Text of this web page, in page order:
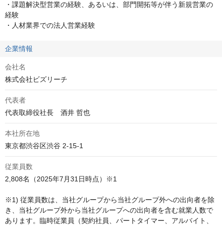
・課題解決型営業の経験、あるいは、部門開拓等が伴う新規営業の
経験
・人材業界での法人営業経験
企業情報
会社名
株式会社ビズリーチ
代表者
代表取締役社長　酒井 哲也
本社所在地
東京都渋谷区渋谷 2-15-1
従業員数
2,808名（2025年7月31日時点）※1
※1) 従業員数は、当社グループから当社グループ外への出向者を除
き、当社グループ外から当社グループへの出向者を含む就業人数で
あります。臨時従業員（契約社員、パートタイマー、アルバイト、